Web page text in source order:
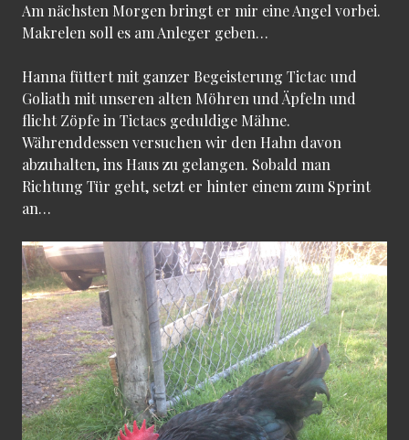
Am nächsten Morgen bringt er mir eine Angel vorbei.
Makrelen soll es am Anleger geben…
Hanna füttert mit ganzer Begeisterung Tictac und
Goliath mit unseren alten Möhren und Äpfeln und
flicht Zöpfe in Tictacs geduldige Mähne.
Währenddessen versuchen wir den Hahn davon
abzuhalten, ins Haus zu gelangen. Sobald man
Richtung Tür geht, setzt er hinter einem zum Sprint
an…